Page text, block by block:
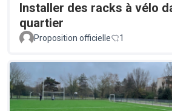
Installer des racks à vélo
quartier
Proposition officielle 1